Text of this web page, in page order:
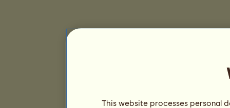
This website processes personal